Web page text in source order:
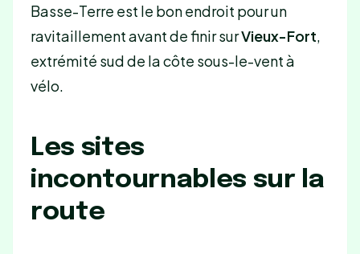
Basse-Terre est le bon endroit pour un
ravitaillement avant de finir surVieux-Fort
extrémité sud de la côte sous-le-vent à
vélo.
Les sites
incontournables sur la
route